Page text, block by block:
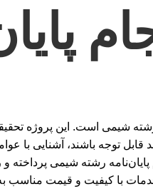
رشته شیمی است. این پروژه
قابل توجه باشند، آشنایی
رشته شیمی پرداخته و
خدمات با کیفیت و قیمت